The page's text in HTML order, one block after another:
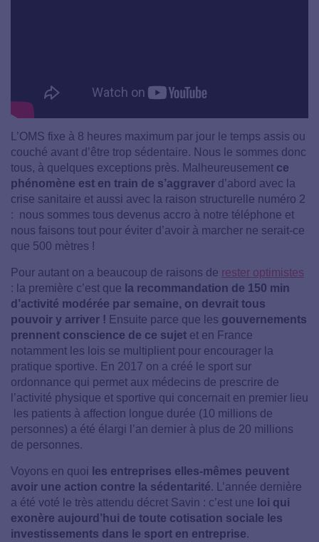
L’OMS fixe à 8 heures maximum par jour le temps assis ou
couché avant d’être trop sédentaire. Nous le sommes donc
tous, à quelques exceptions près. Malheureusement ce
phénomène est en train de s’aggraver d’abord avec la
crise sanitaire et aussi avec la raison structurelle numéro 2
: nous sommes tous devenus accro à notre téléphone et
nous faisons tout pour éviter d’avoir à marcher ne serait-ce
que 500 mètres !
Pour autant on a beaucoup de raisons de rester optimistes
: la première c’est que la recommandation de 150 min
d’activité modérée par semaine, on devrait tous
pouvoir y arriver ! Ensuite parce que les gouvernements
prennent conscience de ce sujet et en France
notamment les lois se multiplient pour encourager la
pratique sportive. En 2017 on a créé le sport sur
ordonnance qui permet aux médecins de prescrire de
l’activité physique et sportive qui concernait en premier lieu
les patients à affection longue durée (10 millions de
personnes) a été élargi l’an dernier à plus de 20 millions
de personnes.
Voyons en quoi
les entreprises elles-mêmes peuvent
avoir une action contre la sédentarité. L’année dernière
a été voté le très attendu décret Savin : c’est une loi qui
exonère aujourd’hui de toute cotisation sociale les
investissements dans le sport en entreprise.